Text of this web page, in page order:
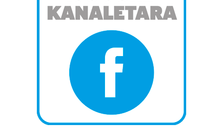
bazkideen zerrenda, beren ustez zein helburutarako
duten interes legitimoa eta horren aurka nola egin
Lortu zure datu pertsonalak prozesatzeko moduari
buruzko informazio gehiago eta ezarri zure lehentasunak
datuen atalean. Edozein unetan alda edo ken dezakezu
zure baimena Cookieen adierazpenean.
Webgune honek cookie propioak eta hirugarrenen cookie-
fitxategiak erabiltzen ditu. Zure esperientzia eta